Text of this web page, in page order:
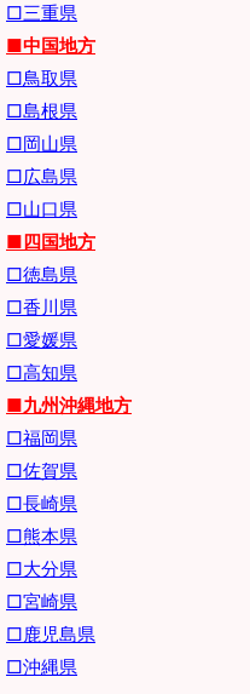
□三重県
■中国地方
□鳥取県
□島根県
□岡山県
□広島県
□山口県
■四国地方
□徳島県
□香川県
□愛媛県
□高知県
■九州沖縄地方
□福岡県
□佐賀県
□長崎県
□熊本県
□大分県
□宮崎県
□鹿児島県
□沖縄県